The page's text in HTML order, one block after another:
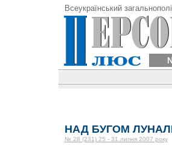
Всеукраїнський
НАД БУГОМ ЛУНАЛИ
№ 28 (231) 25 - 31 липня 2007 року